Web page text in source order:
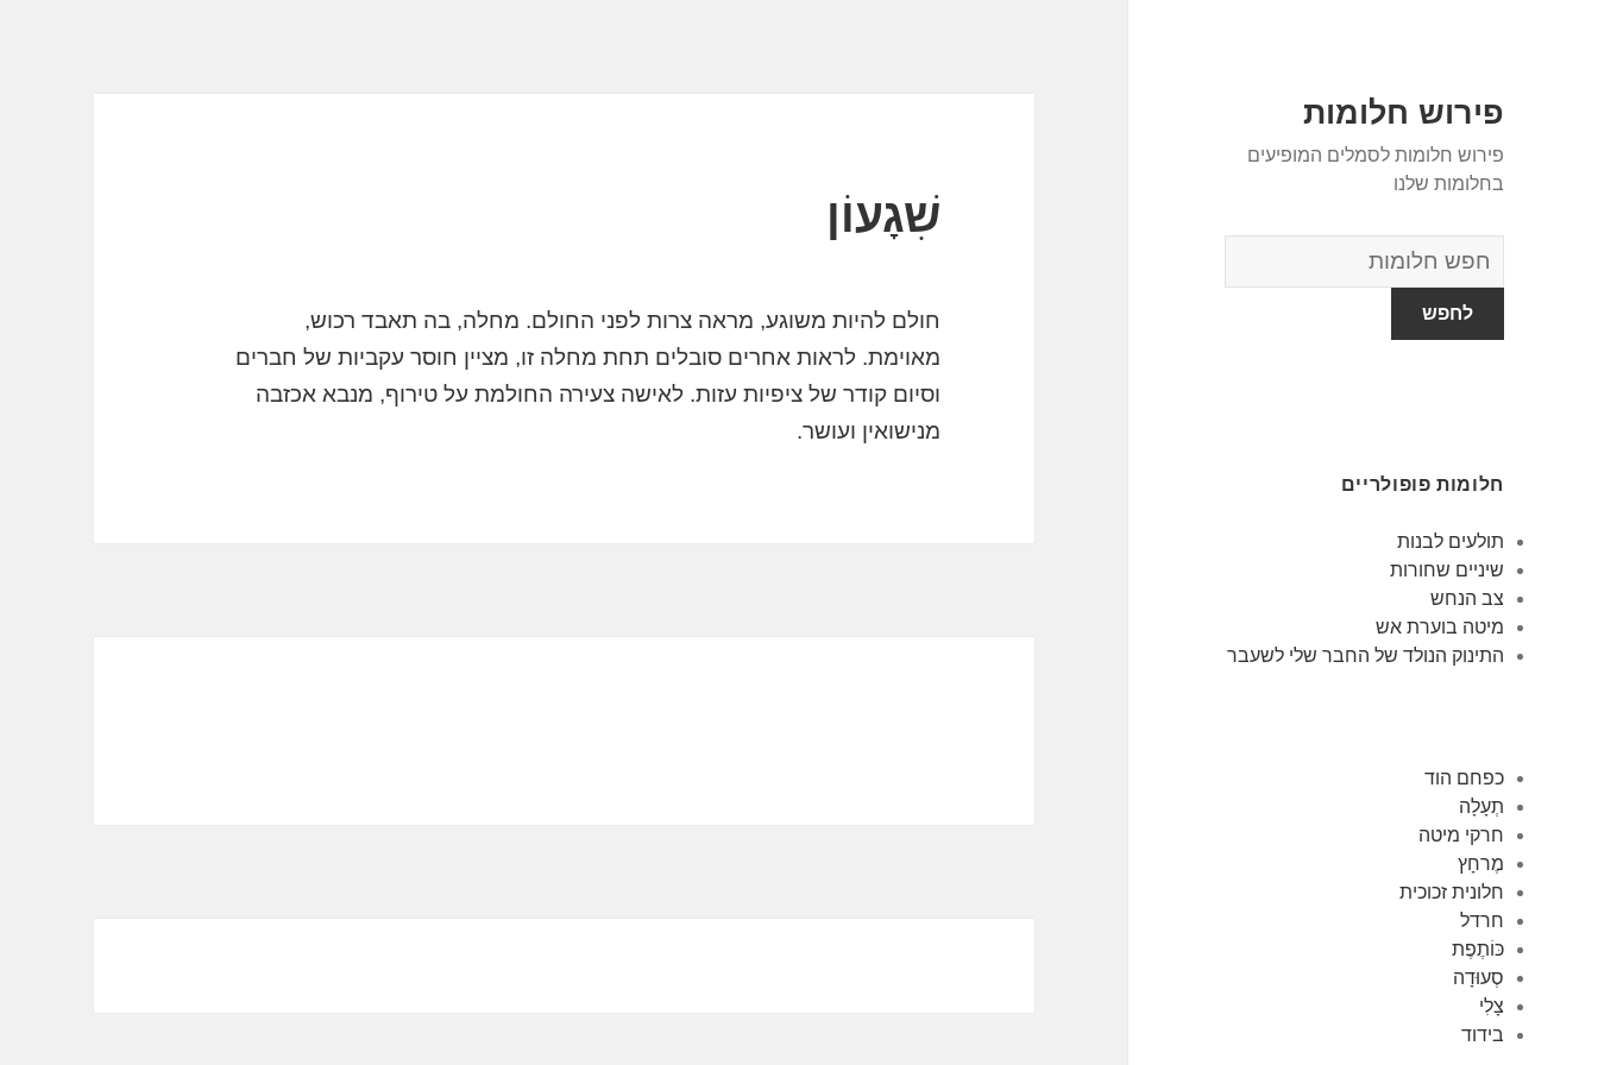
פירוש חלומות
פירוש חלומות לסמלים המופיעים
בחלומות שלנו
מילון
החלומות
חלומות פופולריים
תולעים לבנות
שיניים שחורות
צב הנחש
מיטה בוערת אש
התינוק הנולד של החבר שלי לשעבר
כפחם הוד
תְעָלָה
חרקי מיטה
מֶרחָץ
חלונית זכוכית
חרדל
כּוֹתֶפֶת
סְעוּדָה
צָלִי
בידוד
שִׁגָעוֹן
חולם להיות משוגע, מראה צרות לפני החולם. מחלה, בה תאבד רכוש,
מאוימת. לראות אחרים סובלים תחת מחלה זו, מציין חוסר עקביות של חברים
וסיום קודר של ציפיות עזות. לאישה צעירה החולמת על טירוף, מנבא אכזבה
מנישואין ועושר.